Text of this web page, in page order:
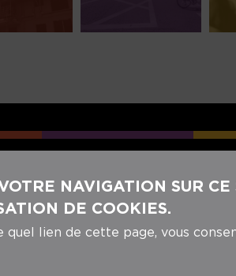
NAVIGATION SUR CE
DE COOKIES.
quel lien de cette page, vous